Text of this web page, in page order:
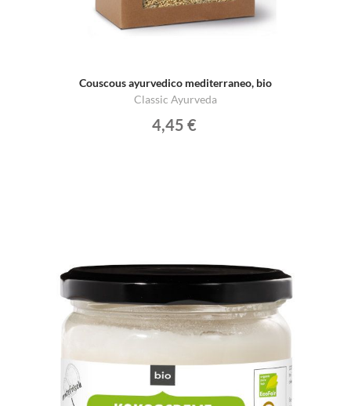
Couscous ayurvedico mediterraneo, bio
Classic Ayurveda
4,45 €